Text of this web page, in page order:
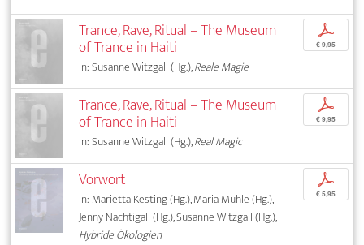
Trance, Rave, Ritual – The Museum
of Trance in Haiti
In: Susanne Witzgall (Hg.),Reale Magie
p
€ 9,95
Trance, Rave, Ritual – The Museum
of Trance in Haiti
In: Susanne Witzgall (Hg.),Real Magic
p
€ 9,95
Vorwort
In: Marietta Kesting (Hg.), Maria Muhle (Hg.),
Jenny Nachtigall (Hg.), Susanne Witzgall (Hg.),
Hybride Ökologien
p
€ 5,95